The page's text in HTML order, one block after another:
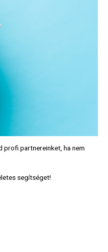
profi partnereinket, ha nem
segítséget!